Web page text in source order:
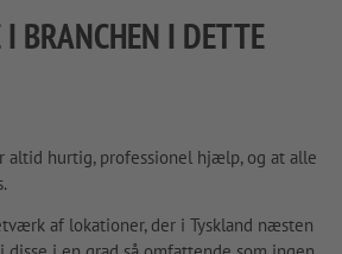
I BRANCHEN I DETTE
altid hurtig, professionel hjælp, og at alle
af lokationer, der i Tyskland næsten